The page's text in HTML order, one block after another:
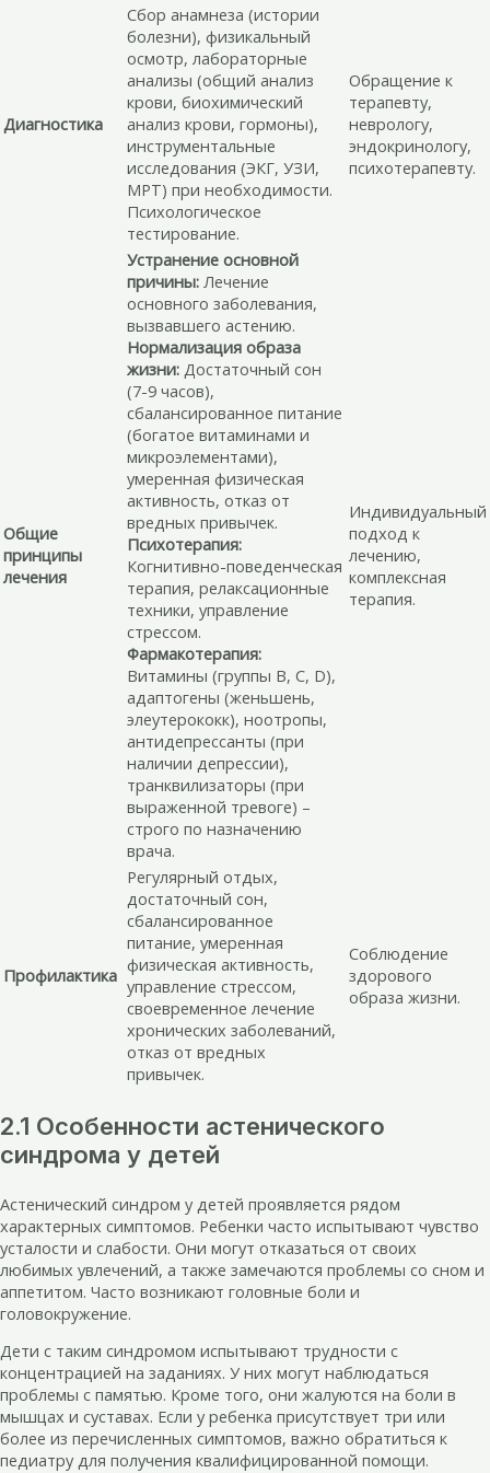
Диагностика
Сбор анамнеза (истории
болезни), физикальный
осмотр, лабораторные
анализы (общий анализ
крови, биохимический
анализ крови, гормоны),
инструментальные
исследования (ЭКГ, УЗИ,
МРТ) при необходимости.
Психологическое
тестирование.
Обращение к
терапевту,
неврологу,
эндокринологу,
психотерапевту.
Общие
принципы
лечения
Устранение основной
причины: Лечение
основного заболевания,
вызвавшего астению.
Нормализация образа
жизни: Достаточный сон
(7-9 часов),
сбалансированное питание
(богатое витаминами и
микроэлементами),
умеренная физическая
активность, отказ от
вредных привычек.
Психотерапия:
Когнитивно-поведенческая
терапия, релаксационные
техники, управление
стрессом.
Фармакотерапия:
Витамины (группы В, С, D),
адаптогены (женьшень,
элеутерококк), ноотропы,
антидепрессанты (при
наличии депрессии),
транквилизаторы (при
выраженной тревоге) –
строго по назначению
врача.
Индивидуальный
подход к
лечению,
комплексная
терапия.
Профилактика
Регулярный отдых,
достаточный сон,
сбалансированное
питание, умеренная
физическая активность,
управление стрессом,
своевременное лечение
хронических заболеваний,
отказ от вредных
привычек.
Соблюдение
здорового
образа жизни.
2.1 Особенности астенического
синдрома у детей
Астенический синдром у детей проявляется рядом
характерных симптомов. Ребенки часто испытывают чувство
усталости и слабости. Они могут отказаться от своих
любимых увлечений, а также замечаются проблемы со сном и
аппетитом. Часто возникают головные боли и
головокружение.
Дети с таким синдромом испытывают трудности с
концентрацией на заданиях. У них могут наблюдаться
проблемы с памятью. Кроме того, они жалуются на боли в
мышцах и суставах. Если у ребенка присутствует три или
более из перечисленных симптомов, важно обратиться к
педиатру для получения квалифицированной помощи.